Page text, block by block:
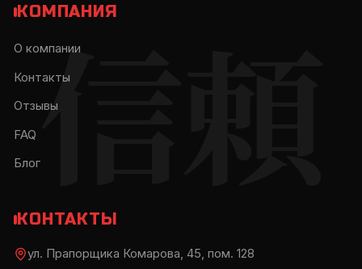
信頼
КОМПАНИЯ
О компании
Контакты
Отзывы
FAQ
Блог
КОНТАКТЫ
ул. Прапорщика Комарова, 45, пом. 128